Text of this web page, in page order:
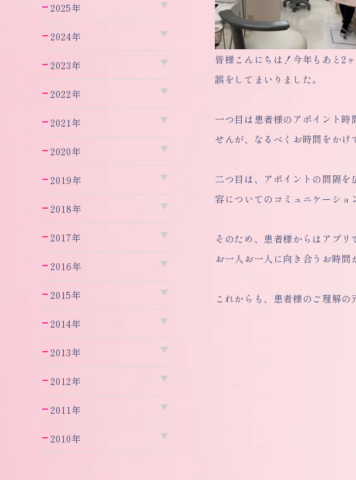
2025年
2024年
2023年
2022年
2021年
2020年
2019年
2018年
2017年
2016年
2015年
2014年
2013年
2012年
2011年
2010年
皆様こんにちは！今年もあと2
誤をしてまいりました。
一つ目は患者様のアポイント
せんが、なるべくお時間をかけ
二つ目は、アポイントの間隔
容についてのコミュニケーショ
そのため、患者様からはアプ
お一人お一人に向き合うお時間
これからも、患者様のご理解